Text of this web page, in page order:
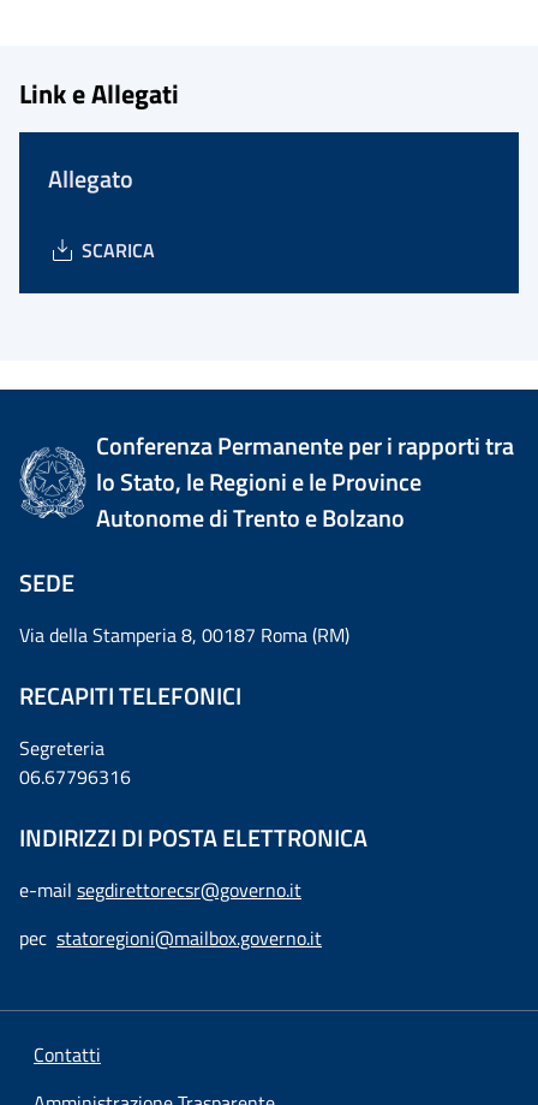
Link e Allegati
Allegato
SCARICA
Conferenza Permanente per i rapporti tra
lo Stato, le Regioni e le Province
Autonome di Trento e Bolzano
SEDE
Via della Stamperia 8, 00187 Roma (RM)
RECAPITI TELEFONICI
Segreteria
06.67796316
INDIRIZZI DI POSTA ELETTRONICA
e-mail segdirettorecsr@governo.it
pec statoregioni@mailbox.governo.it
Contatti